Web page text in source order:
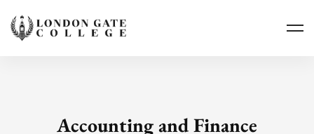
Accounting and Finance